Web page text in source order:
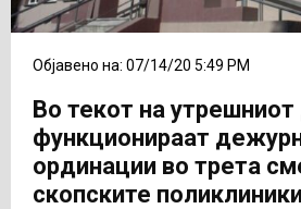
Објавено на: 07/14/20 5:49 PM
Во текот на утрешниот
функционираат
ординации во трета
скопските поликлиники